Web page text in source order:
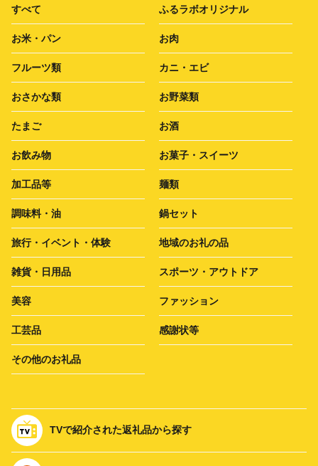
すべて ふるラボオリジナル
お米・パン お肉
フルーツ類 カニ・エビ
おさかな類 お野菜類
たまご お酒
お飲み物 お菓子・スイーツ
加工品等 麺類
調味料・油 鍋セット
旅行・イベント・体験 地域のお礼の品
雑貨・日用品 スポーツ・アウトドア
美容 ファッション
工芸品 感謝状等
その他のお礼品
TVで紹介された返礼品から探す